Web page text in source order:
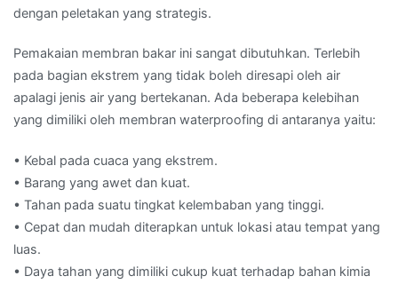
dengan peletakan yang strategis.
Pemakaian membran bakar ini sangat dibutuhkan. Terlebih
pada bagian ekstrem yang tidak boleh diresapi oleh air
apalagi jenis air yang bertekanan. Ada beberapa kelebihan
yang dimiliki oleh membran waterproofing di antaranya yaitu:
• Kebal pada cuaca yang ekstrem.
• Barang yang awet dan kuat.
• Tahan pada suatu tingkat kelembaban yang tinggi.
• Cepat dan mudah diterapkan untuk lokasi atau tempat yang
luas.
• Daya tahan yang dimiliki cukup kuat terhadap bahan kimia